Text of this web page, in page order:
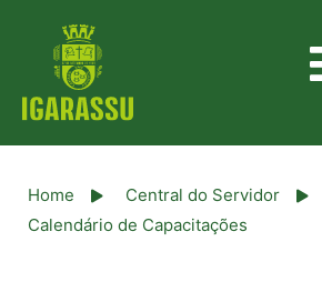
Home
Central do Servidor
Calendário de Capacitações